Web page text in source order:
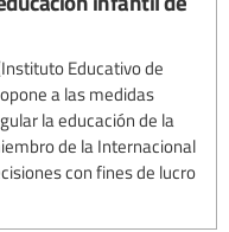
Educativo de
a las medidas
la educación de la
de la Internacional
con fines de lucro